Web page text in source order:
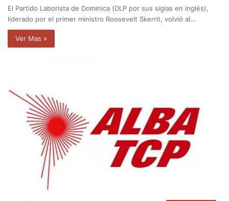
El Partido Laborista de Dominica (DLP por sus siglas en inglés),
liderado por el primer ministro Roosevelt Skerrit, volvió al…
Ver Mas »